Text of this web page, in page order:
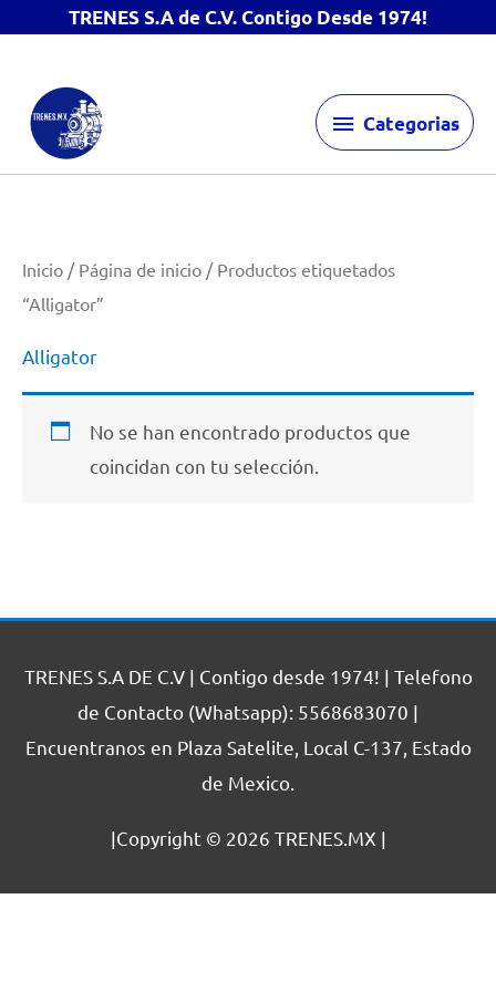
TRENES S.A de C.V. Contigo Desde 1974!
contenido
Categorias
Categorias
Inicio / Página de inicio / Productos etiquetados
“Alligator”
Alligator
No se han encontrado productos que
coincidan con tu selección.
TRENES S.A DE C.V | Contigo desde 1974! | Telefono
de Contacto (Whatsapp): 5568683070 |
Encuentranos en Plaza Satelite, Local C-137, Estado
de Mexico.
|Copyright © 2026 TRENES.MX |